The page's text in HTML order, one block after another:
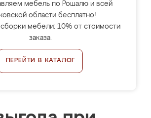
мебель по Рошалю и всей
области бесплатно!
мебели: 10% от стоимости
заказа.
ПЕРЕЙТИ В КАТАЛОГ